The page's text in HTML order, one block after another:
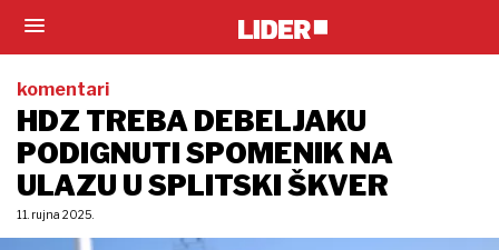
komentari
HDZ TREBA DEBELJAKU
PODIGNUTI SPOMENIK NA
ULAZU U SPLITSKI ŠKVER
11. rujna 2025.